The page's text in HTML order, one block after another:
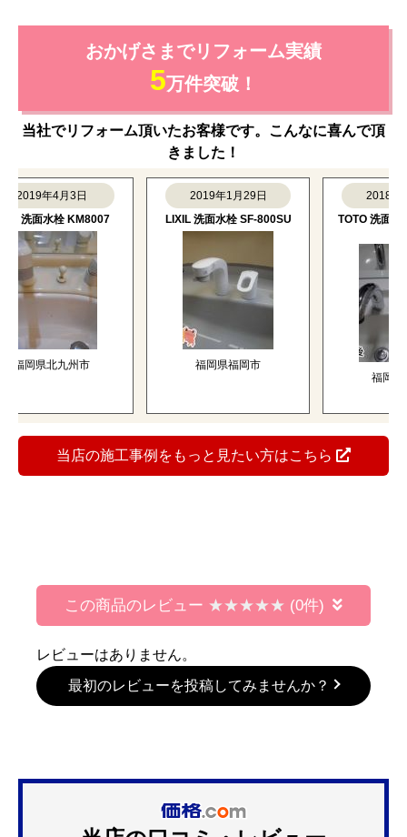
おかげさまでリフォーム実績
5万件突破！
当社でリフォーム頂いたお客様です。こんなに喜んで頂
きました！
年4月3日
面水栓 KM8007
岡県北九州市
2019年1月29日
LIXIL 洗面水栓 SF-800SU
福岡県福岡市
2018年1月
TOTO 洗面水栓
福岡県福
当店の施工事例をもっと見たい方はこちら
この商品のレビュー (0件)
レビューはありません。
最初のレビューを投稿してみませんか？